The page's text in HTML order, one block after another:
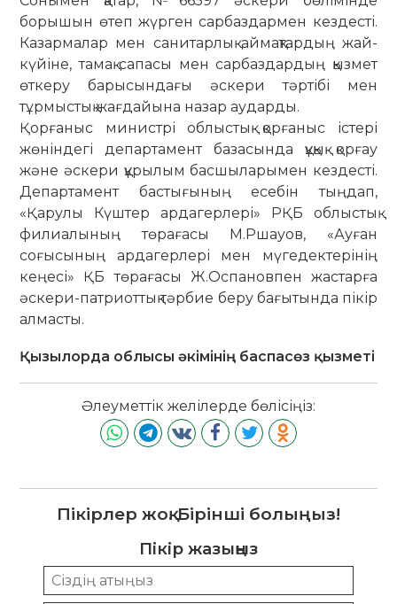
борышын өтеп жүрген сарбаздармен кездесті.
Казармалар мен санитарлық аймақтардың жай-
күйіне, тамақ сапасы мен сарбаздардың қызмет
өткеру барысындағы әскери тәртібі мен
тұрмыстық жағдайына назар аударды.
Қорғаныс министрі облыстық қорғаныс істері
жөніндегі департамент базасында құқық қорғау
және әскери құрылым басшыларымен кездесті.
Департамент бастығының есебін тыңдап,
«Қарулы Күштер ардагерлері» РҚБ облыстық
филиалының төрағасы М.Ршауов, «Ауған
соғысының ардагерлері мен мүгедектерінің
кеңесі» ҚБ төрағасы Ж.Оспановпен жастарға
әскери-патриоттық тәрбие беру бағытында пікір
алмасты.
Қызылорда облысы әкімінің баспасөз қызметі
Әлеуметтік желілерде бөлісіңіз:
Пікірлер жоқ. Бірінші болыңыз!
Пікір жазыңыз